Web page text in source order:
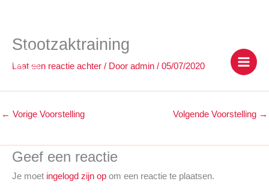
Stootzaktraining
Laat een reactie achter / Door admin / 05/07/2020
← Vorige Voorstelling Volgende Voorstelling →
Geef een reactie
Je moet ingelogd zijn op om een reactie te plaatsen.